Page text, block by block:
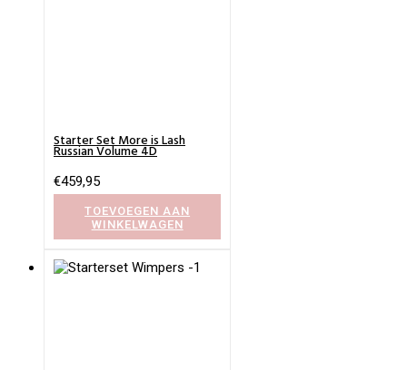
Starter Set More is Lash
Russian Volume 4D
€459,95
TOEVOEGEN AAN
WINKELWAGEN